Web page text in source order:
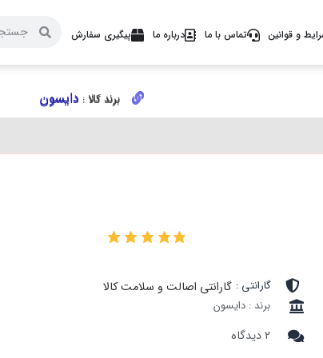
و قوانین تماس با ما درباره ما پیگیری سفارش
برند کالا : دایسون برند کالا : دایسون
گارانتی : گارانتی اصالت و سلامت کالا
برند : دایسون
۲ دیدگاه